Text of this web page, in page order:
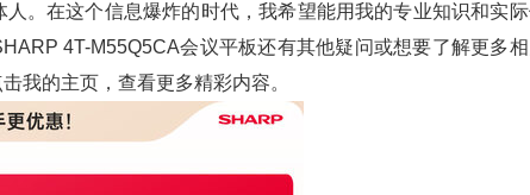
。在这个信息爆炸的时代，我希望能用我的专业知识和实
4T-M55Q5CA会议平板还有其他疑问或想要了解更多
我的主页，查看更多精彩内容。